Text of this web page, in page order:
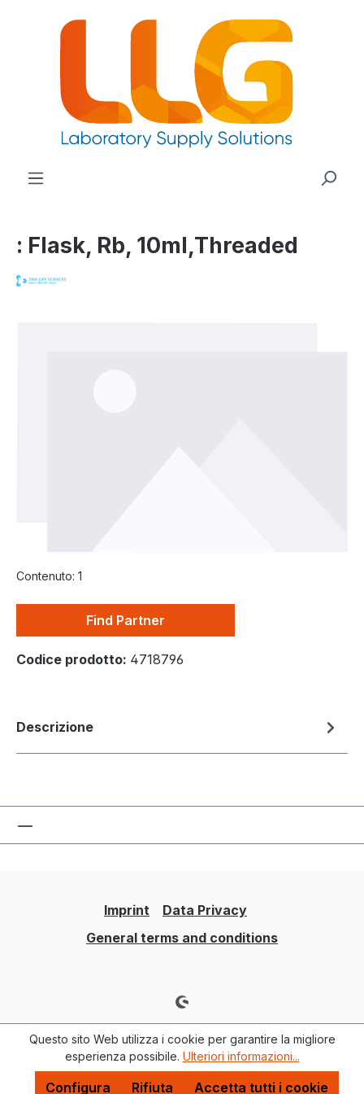
principale
: Flask, Rb, 10ml,Threaded
Contenuto: 1
Find Partner
Codice prodotto: 4718796
Descrizione
Imprint
Data Privacy
General terms and conditions
Questo sito Web utilizza i cookie per garantire la migliore
esperienza possibile. Ulteriori informazioni...
Rifiuta
Configura Accetta tutti i cookie